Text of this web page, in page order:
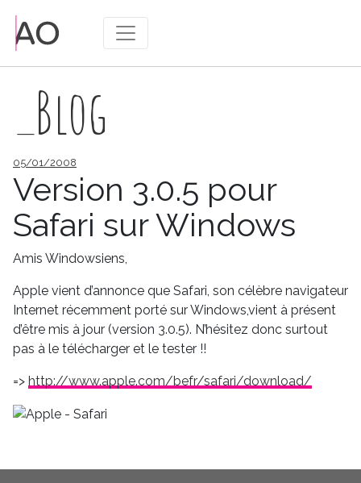
_Blog
Publié
05/01/2008
Version 3.0.5 pour
Safari sur Windows
Amis Windowsiens,
Apple vient d’annonce que Safari, son célèbre navigateur
Internet récemment porté sur Windows,vient à présent
d’être mis à jour (version 3.0.5). N’hésitez donc surtout
pas à le télécharger et le tester !!
=> http://www.apple.com/befr/safari/download/